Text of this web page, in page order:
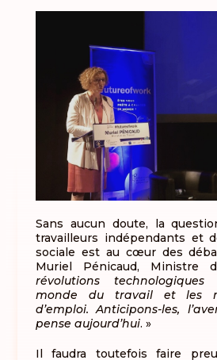
Sans aucun doute, la
travailleurs indépendants et
sociale est au cœur des
Muriel Pénicaud,
révolutions
monde du travail et les
d’emploi. Anticipons-les,
pense aujourd’hui. »
Il faudra toutefois faire